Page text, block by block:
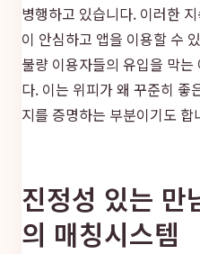
병행하고 있습니다. 이러한
이 안심하고 앱을 이용할 수
불량 이용자들의 유입을 막
다. 이는 위피가 왜 꾸준히 좋
지를 증명하는 부분이기도 합
진정성 있는 만
의 매칭시스템